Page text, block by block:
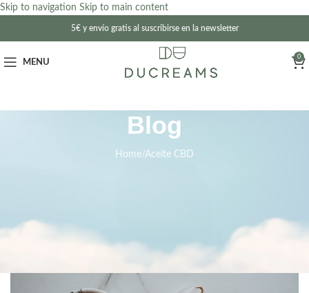
Skip to navigation Skip to main content
5€ y envío gratis al suscribirse en la newsletter
MENU
0
Blog
Home Aceite CBD
0